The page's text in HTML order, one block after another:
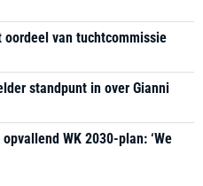
oordeel van tuchtcommissie
standpunt in over Gianni
WK 2030-plan: ‘We